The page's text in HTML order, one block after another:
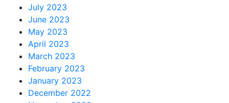
July 2023
June 2023
May 2023
April 2023
March 2023
February 2023
January 2023
December 2022